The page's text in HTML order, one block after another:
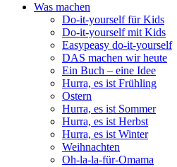
Was machen
Do-it-yourself für Kids
Do-it-yourself mit Kids
Easypeasy do-it-yourself
DAS machen wir heute
Ein Buch – eine Idee
Hurra, es ist Frühling
Ostern
Hurra, es ist Sommer
Hurra, es ist Herbst
Hurra, es ist Winter
Weihnachten
Oh-la-la-für-Omama